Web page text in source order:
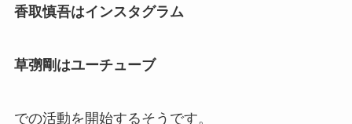
香取慎吾はインスタグラム
草彅剛はユーチューブ
での活動を開始するそうです。